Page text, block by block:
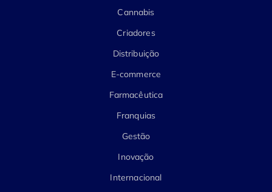
Cannabis
Criadores
Distribuição
E-commerce
Farmacêutica
Franquias
Gestão
Inovação
Internacional